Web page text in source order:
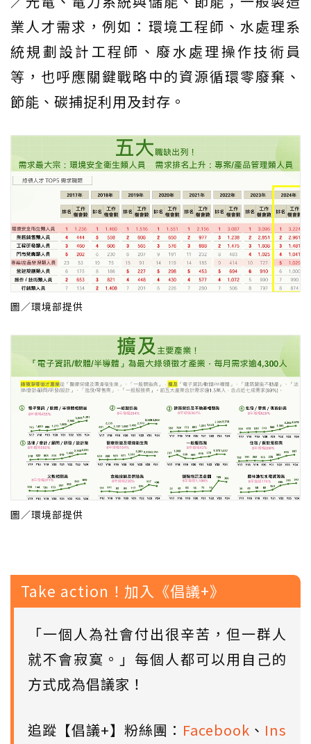
業人才需求，例如：環境工程師、水處理系
統規劃設計工程師、廢水處理操作技術員
等，也呼應關鍵戰略中的資源循環零廢棄、
節能、碳捕捉利用及封存。
圖／環境部提供
圖／環境部提供
Take action！加入《倡議+》
「一個人為社會付出很辛苦，但一群人
就不會寂寞。」每個人都可以用自己的
方式成為倡議家！
追蹤【倡議+】粉絲團： Facebook 、 Ins